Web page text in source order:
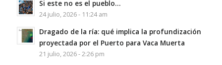
Si este no es el pueblo…
24 julio, 2026 - 11:24 am
Dragado de la ría: qué implica la profundización
proyectada por el Puerto para Vaca Muerta
21 julio, 2026 - 2:26 pm